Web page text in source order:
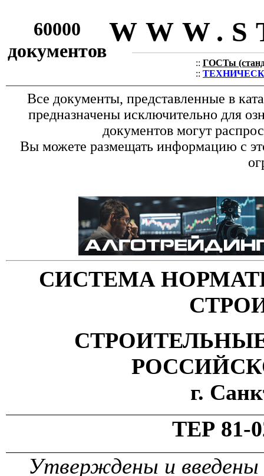
60000
документов
:: ГОСТы
::
Все документы, представленные в
предназначены исключительно для
документов могут
Вы можете размещать информацию с
СИСТЕМА
г.
ТЕР 81-
Утверждены и введены